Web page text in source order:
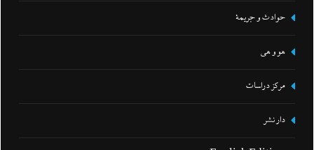
حوادث و جريمة
هو و هي
مركز دراسات
دار نشر